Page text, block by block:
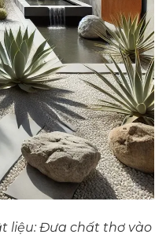
liệu: Đưa chất thơ vào